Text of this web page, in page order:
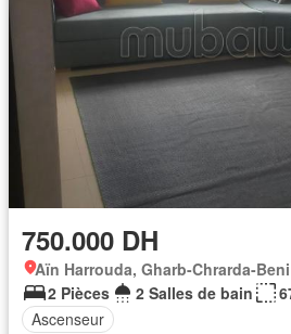
750.000 DH
Aïn Harrouda, Gharb-Chrarda-
2 Pièces
2 Salles de bain
Ascenseur